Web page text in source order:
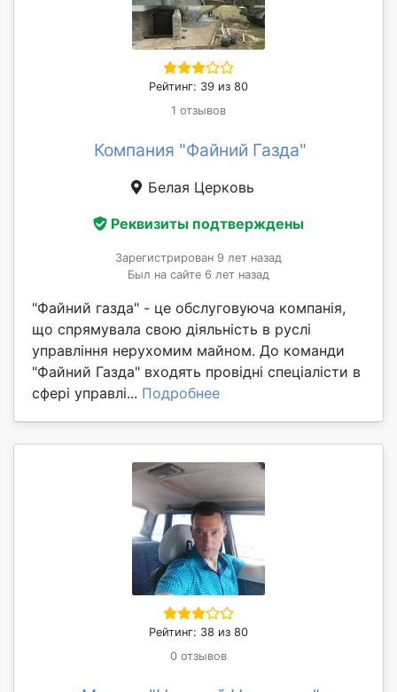
Рейтинг: 39 из 80
1 отзывов
Компания "Файний Газда"
Белая Церковь
Реквизиты подтверждены
Зарегистрирован 9 лет назад
Был на сайте 6 лет назад
"Файний газда" - це обслуговуюча компанія,
що спрямувала свою діяльність в руслі
управління нерухомим майном. До команди
"Файний Газда" входять провідні спеціалісти в
сфері управлі... Подробнее
Рейтинг: 38 из 80
0 отзывов